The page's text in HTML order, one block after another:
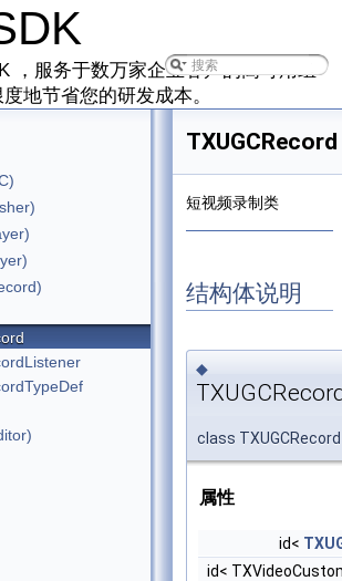
，服务于数万家企业客户的高可用组
地节省您的研发成本。
TXUGCRecord
短视频录制类
结构体说明
◆
class TXUGCRecord
属性
id<
id<